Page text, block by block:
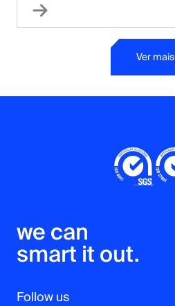
Ver mais
we can
smart it out.
Follow us